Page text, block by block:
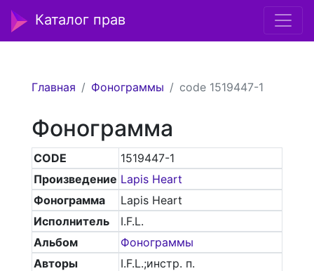
Каталог прав
Главная Фонограммы code 1519447-1
Фонограмма
CODE
1519447-1
Произведение Lapis Heart
Фонограмма
Lapis Heart
Исполнитель
I.F.L.
Альбом
Фонограммы
Авторы
I.F.L.;инстр. п.